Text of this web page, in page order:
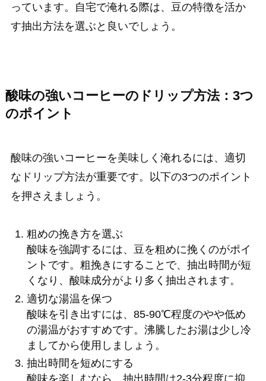
っています。自宅で淹れる際は、豆の特徴を活か
す抽出方法を選ぶと良いでしょう。
酸味の強いコーヒーのドリップ方法：3つ
のポイント
酸味の強いコーヒーを美味しく淹れるには、適切
なドリップ方法が重要です。以下の3つのポイント
を押さえましょう。
粗めの挽き方を選ぶ
酸味を強調するには、豆を粗めに挽くのがポイ
ントです。粗挽きにすることで、抽出時間が短
くなり、酸味成分がより多く抽出されます。
適切な湯温を保つ
酸味を引き出すには、85-90℃程度のやや低め
の湯温がおすすめです。沸騰したお湯は少し冷
ましてから使用しましょう。
抽出時間を短めにする